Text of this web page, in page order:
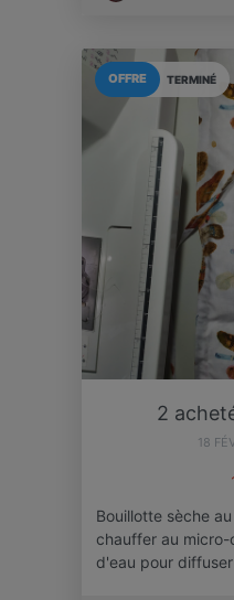
TERMINÉ
OFFRE
2
18
Bouillotte sèche
chauffer au
d'eau pour